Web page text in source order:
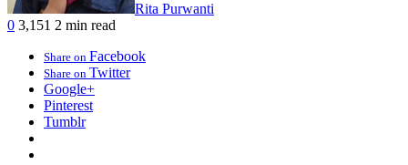
Rita Purwanti
0 3,151 2 min read
Share on Facebook
Share on Twitter
Google+
Pinterest
Tumblr